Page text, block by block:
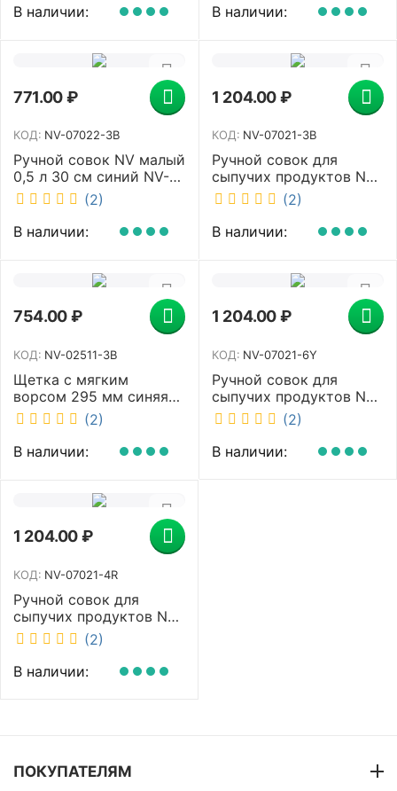
В наличии:
В наличии:
771.00₽
КОД: NV-07022-3B
Ручной совок NV малый
0,5 л 30 см синий NV-
07022-3B (2)
В наличии:
1 204.00₽
КОД: NV-07021-3B
Ручной совок для
сыпучих продуктов NV
1 л 34.5 см синий NV-
07021-3B
(2)
В наличии:
754.00₽
КОД: NV-02511-3B
Щетка с мягким
ворсом 295 мм синяя
NV-02511-3B
(2)
В наличии:
1 204.00₽
КОД: NV-07021-6Y
Ручной совок для
сыпучих продуктов NV
1 л 34.5 см желтый NV-
07021-6Y
(2)
В наличии:
1 204.00₽
КОД: NV-07021-4R
Ручной совок для
сыпучих продуктов NV
1 л 34.5 см красный NV-
07021-4R
(2)
В наличии:
ПОКУПАТЕЛЯМ